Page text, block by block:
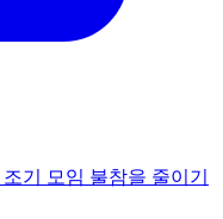
기 모임 불참을 줄이기